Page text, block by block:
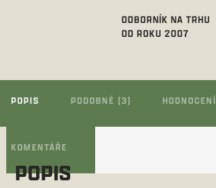
ODBORNÍK NA TRHU
OD ROKU 2007
POPIS PODOBNÉ (3) HODNOCENÍ
KOMENTÁŘE
POPIS